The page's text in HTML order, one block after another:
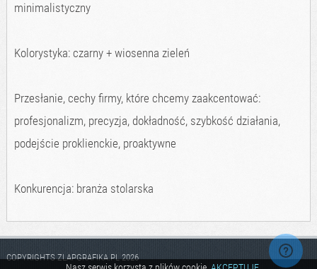
minimalistyczny
Kolorystyka: czarny + wiosenna zieleń
Przesłanie, cechy firmy, które chcemy zaakcentować:
profesjonalizm, precyzja, dokładność, szybkość działania,
podejście proklienckie, proaktywne
Konkurencja: branża stolarska
COPYRIGHTS ZLAPGRAFIKA.PL 2026